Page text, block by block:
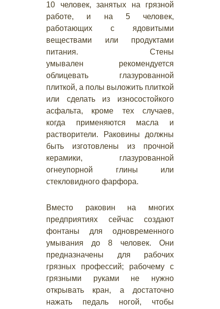
10 человек, занятых на грязной
работе, и на 5 человек,
работающих с ядовитыми
веществами или продуктами
питания. Стены
умывален рекомендуется
облицевать глазурованной
плиткой, а полы выложить плиткой
или сделать из износостойкого
асфальта, кроме тех случаев,
когда применяются масла и
растворители. Раковины должны
быть изготовлены из прочной
керамики, глазурованной
огнеупорной глины или
стекловидного фарфора.
Вместо раковин на многих
предприятиях сейчас создают
фонтаны для одновременного
умывания до 8 человек. Они
предназначены для рабочих
грязных профессий; рабочему с
грязными руками не нужно
открывать кран, а достаточно
нажать педаль ногой, чтобы